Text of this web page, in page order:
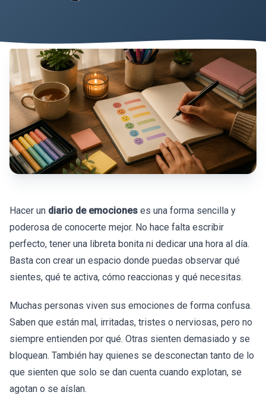
Hacer un diario de emociones es una forma sencilla y
poderosa de conocerte mejor. No hace falta escribir
perfecto, tener una libreta bonita ni dedicar una hora al día.
Basta con crear un espacio donde puedas observar qué
sientes, qué te activa, cómo reaccionas y qué necesitas.
Muchas personas viven sus emociones de forma confusa.
Saben que están mal, irritadas, tristes o nerviosas, pero no
siempre entienden por qué. Otras sienten demasiado y se
bloquean. También hay quienes se desconectan tanto de lo
que sienten que solo se dan cuenta cuando explotan, se
agotan o se aíslan.